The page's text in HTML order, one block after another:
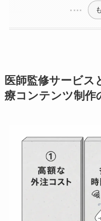
医師監修サービス
療コンテンツ制作